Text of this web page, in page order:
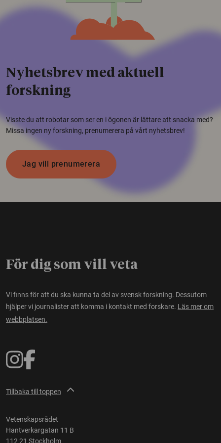
Nyhetsbrev med aktuell
forskning
Visste du att robotar som ser en i ögonen är lättare att snacka med?
Missa ingen ny forskning, prenumerera på vårt nyhetsbrev!
Jag vill prenumerera
För dig som vill veta
Vi finns för att du ska kunna ta del av svensk forskning. Dessutom
hjälper vi journalister att komma i kontakt med forskare. Läs mer om
webbplatsen.
Tillbaka till toppen
Vetenskapsrådet
Hantverkargatan 11 B
112 21 Stockholm